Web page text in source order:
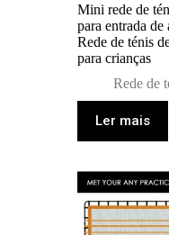
Mini rede de
para entrada de
Rede de ténis
para crianças
Rede de
Ler mais